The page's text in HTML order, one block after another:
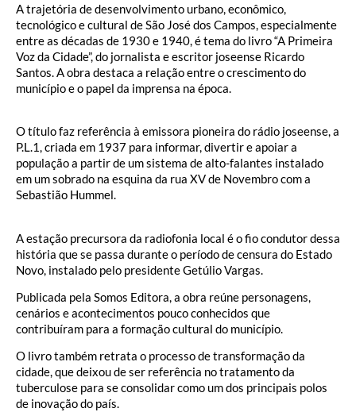
A trajetória de desenvolvimento urbano, econômico,
tecnológico e cultural de São José dos Campos, especialmente
entre as décadas de 1930 e 1940, é tema do livro “A Primeira
Voz da Cidade”, do jornalista e escritor joseense Ricardo
Santos. A obra destaca a relação entre o crescimento do
município e o papel da imprensa na época.
O título faz referência à emissora pioneira do rádio joseense, a
P.L.1, criada em 1937 para informar, divertir e apoiar a
população a partir de um sistema de alto-falantes instalado
em um sobrado na esquina da rua XV de Novembro com a
Sebastião Hummel.
A estação precursora da radiofonia local é o fio condutor dessa
história que se passa durante o período de censura do Estado
Novo, instalado pelo presidente Getúlio Vargas.
Publicada pela Somos Editora, a obra reúne personagens,
cenários e acontecimentos pouco conhecidos que
contribuíram para a formação cultural do município.
O livro também retrata o processo de transformação da
cidade, que deixou de ser referência no tratamento da
tuberculose para se consolidar como um dos principais polos
de inovação do país.